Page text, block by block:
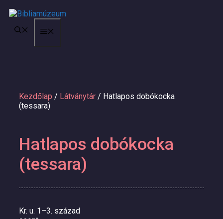
Kilépés
tartalomba
Kezdőlap / Látványtár / Hatlapos dobókocka
(tessara)
Hatlapos dobókocka
(tessara)
Kr. u. 1–3. század